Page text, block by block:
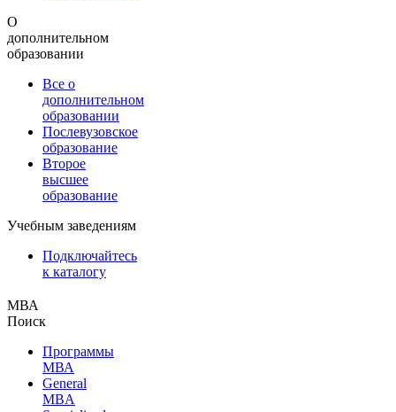
О
дополнительном
образовании
Все о
дополнительном
образовании
Послевузовское
образование
Второе
высшее
образование
Учебным заведениям
Подключайтесь
к каталогу
МВА
Поиск
Программы
МВА
General
MBA